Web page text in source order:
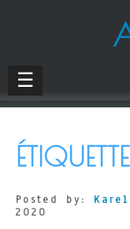
☰
Posted by:
2020